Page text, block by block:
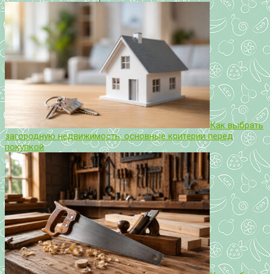
Как выбрать
загородную недвижимость: основные критерии перед
покупкой